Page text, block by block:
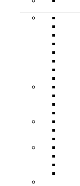
Scenery.
La colección Scenery
materiales y
distintivos se
estos motivos
terrosos que se
Descripción
Colecciones
Productos